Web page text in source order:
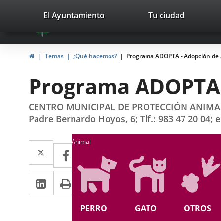
Portal
Web
del
Valladolid
avaTop
valladolid.es
El Ayuntamiento Tu ciudad
HomeTemas ¿Qué hacemos? Programa ADOPTA - Adopción
Programa
CENTRO MUNICIPAL DE PROTECCIÓN
Padre Bernardo Hoyos, 6; Tlf.: 983 47 20 04;
Twitter
Enlace
a
una
aplicación
externa.
a
una
aplicación
Linkedin
Enlace
a
Print
Search
Animal
PERRO GATO OTROS